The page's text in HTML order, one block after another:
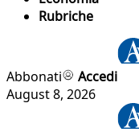
Rubriche
Abbonati
Accedi
August 8, 2026